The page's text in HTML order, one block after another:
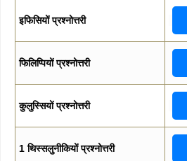
इफिसियों प्रश्नोत्तरी
फिलिप्पियों प्रश्नोत्तरी
कुलुस्सियों प्रश्नोत्तरी
1 थिस्सलुनीकियों प्रश्नोत्तरी